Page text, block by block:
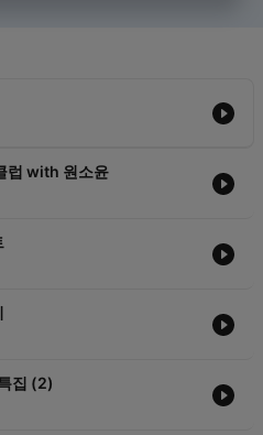
럽 with 원소윤
집 (2)